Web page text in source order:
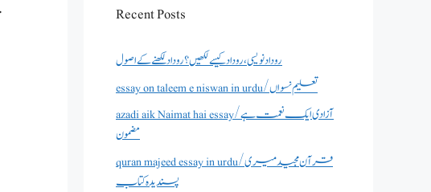
Recent Posts
روداد نویسی ،روداد کیسے لکھیں؟ روداد لکھنے کے اصول
essay on taleem e niswan in urdu/تعلیم نسواں
azadi aik Naimat hai essay/آزادی ایک نعمت ہے
مضمون
quran majeed essay in urdu/قرآن مجید میری
پسندیدہ کتاب